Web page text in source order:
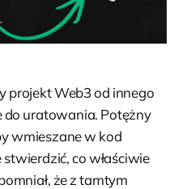
projekt Web3 od innego
do uratowania. Potężny
wmieszane w kod
stwierdzić, co właściwie
że z tamtym